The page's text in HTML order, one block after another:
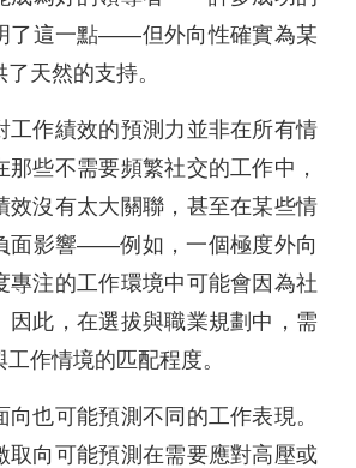
了這一點——但外向性確實為某
天然的支持。
工作績效的預測力並非在所有情
那些不需要頻繁社交的工作中，
效沒有太大關聯，甚至在某些情
面影響——例如，一個極度外向
專注的工作環境中可能會因為社
因此，在選拔與職業規劃中，需
作情境的匹配程度。
也可能預測不同的工作表現。
取向可能預測在需要應對高壓或